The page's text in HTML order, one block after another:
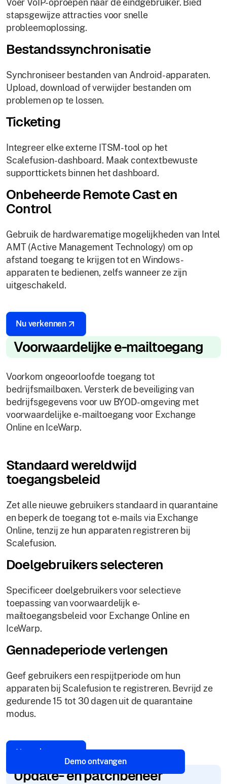
Voer VoIP-oproepen naar de eindgebruiker. Bied
stapsgewijze attracties voor snelle
probleemoplossing.
Bestandssynchronisatie
Synchroniseer bestanden van Android-apparaten.
Upload, download of verwijder bestanden om
problemen op te lossen.
Ticketing
Integreer elke externe ITSM-tool op het
Scalefusion-dashboard. Maak contextbewuste
supporttickets binnen het dashboard.
Onbeheerde Remote Cast en
Control
Gebruik de hardwarematige mogelijkheden van Intel
AMT (Active Management Technology) om op
afstand toegang te krijgen tot en Windows-
apparaten te bedienen, zelfs wanneer ze zijn
uitgeschakeld.
Nu verkennen
Voorwaardelijke e-mailtoegang
Voorkom ongeoorloofde toegang tot
bedrijfsmailboxen. Versterk de beveiliging van
bedrijfsgegevens voor uw BYOD-omgeving met
voorwaardelijke e-mailtoegang voor Exchange
Online en IceWarp.
Standaard wereldwijd
toegangsbeleid
Zet alle nieuwe gebruikers standaard in quarantaine
en beperk de toegang tot e-mails via Exchange
Online, tenzij ze hun apparaten registreren bij
Scalefusion.
Doelgebruikers selecteren
Specificeer doelgebruikers voor selectieve
toepassing van voorwaardelijk e-
mailtoegangsbeleid voor Exchange Online en
IceWarp.
Gennadeperiode verlengen
Geef gebruikers een respijtperiode om hun
apparaten bij Scalefusion te registreren. Bevrijd ze
gedurende 15 tot 30 dagen uit de quarantaine
modus.
Nu verkennen
Update- en patchbeheer
Demo ontvangen